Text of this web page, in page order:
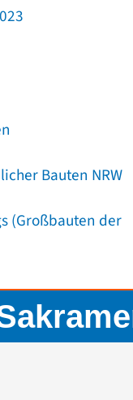
Bauten NRW
(Großbauten der